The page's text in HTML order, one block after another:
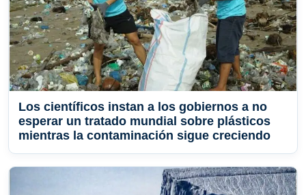
Los científicos instan a los gobiernos a no
esperar un tratado mundial sobre plásticos
mientras la contaminación sigue creciendo